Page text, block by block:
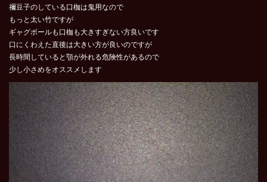
禰豆子のしている口枷は鬼用なので
もっと太い竹ですが
ギャグボールも口枷も大きすぎない方良いです
口にくわえた直後は大きい方が良いのですが
長時間していると顎が外れる危険性があるので
少し小さめをオススメします